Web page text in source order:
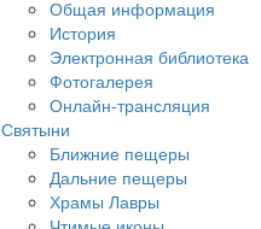
Общая информация
История
Электронная библиотека
Фотогалерея
Онлайн-трансляция
Святыни
Ближние пещеры
Дальние пещеры
Храмы Лавры